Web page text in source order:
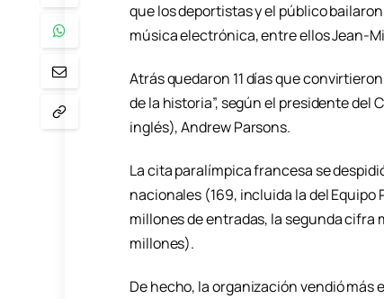
que los deportistas y el público
música electrónica, entre ellos Jean-
Atrás quedaron 11 días que
de la historia”, según el presidente del
inglés), Andrew Parsons.
La cita paralímpica francesa se
nacionales (169, incluida la del Equipo
millones de entradas, la segunda cifra
millones).
De hecho, la organización vendió